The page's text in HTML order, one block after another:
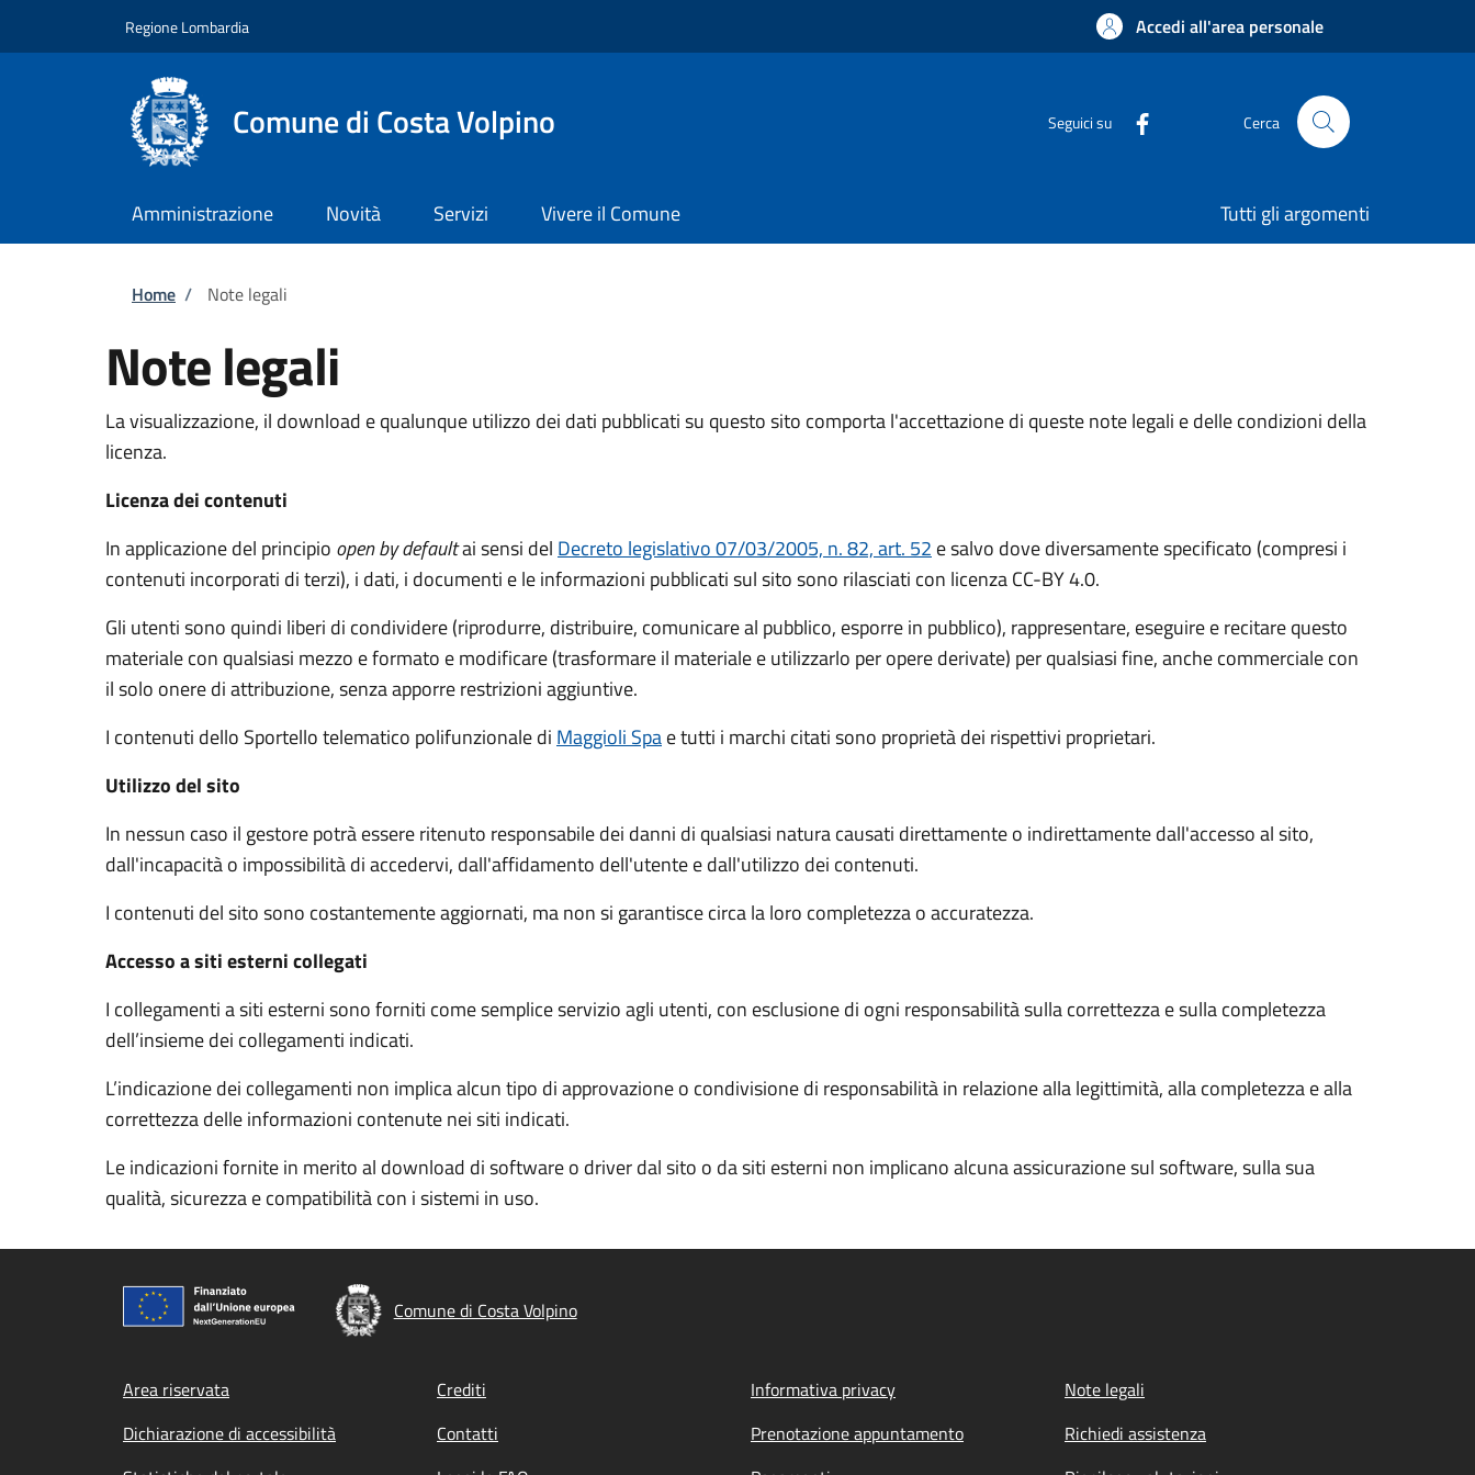
Regione Lombardia Accedi all'area personale
Comune di Costa Volpino Seguici su Cerca
Amministrazione Novità Servizi Vivere il Comune Tutti gli argomenti
Briciole di pane
Home / Note legali
Note legali
La visualizzazione, il download e qualunque utilizzo dei dati pubblicati su questo sito comporta l'accettazione di queste note legali e delle condizioni della
licenza.
Licenza dei contenuti
In applicazione del principio open by defaultai sensi del Decreto legislativo 07/03/2005, n. 82, art. 52 e salvo dove diversamente specificato (compresi i
contenuti incorporati di terzi), i dati, i documenti e le informazioni pubblicati sul sito sono rilasciati con licenza CC-BY 4.0.
Gli utenti sono quindi liberi di condividere (riprodurre, distribuire, comunicare al pubblico, esporre in pubblico), rappresentare, eseguire e recitare questo
materiale con qualsiasi mezzo e formato e modificare (trasformare il materiale e utilizzarlo per opere derivate) per qualsiasi fine, anche commerciale con
il solo onere di attribuzione, senza apporre restrizioni aggiuntive.
I contenuti dello Sportello telematico polifunzionaledi Maggioli Spae tutti i marchi citati sono proprietà dei rispettivi proprietari.
Utilizzo del sito
In nessun caso il gestore potrà essere ritenuto responsabile dei danni di qualsiasi natura causati direttamente o indirettamente dall'accesso al sito,
dall'incapacità o impossibilità di accedervi, dall'affidamento dell'utente e dall'utilizzo dei contenuti.
I contenuti del sito sono costantemente aggiornati, ma non si garantisce circa la loro completezza o accuratezza.
Accesso a siti esterni collegati
I collegamenti a siti esterni sono forniti come semplice servizio agli utenti, con esclusione di ogni responsabilità sulla correttezza e sulla completezza
dell’insieme dei collegamenti indicati.
L’indicazione dei collegamenti non implica alcun tipo di approvazione o condivisione di responsabilità in relazione alla legittimità, alla completezza e alla
correttezza delle informazioni contenute nei siti indicati.
Le indicazioni fornite in merito al download di software o driver dal sito o da siti esterni non implicano alcuna assicurazione sul software, sulla sua
qualità, sicurezza e compatibilità con i sistemi in uso.
Comune di Costa Volpino
Footer menu
Area riservata Crediti Informativa privacy
Note legali
Dichiarazione di accessibilità
Contatti Prenotazione appuntamento
Richiedi assistenza